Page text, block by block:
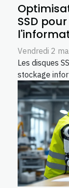
SSD
Vendredi 2
Les disques
stockage